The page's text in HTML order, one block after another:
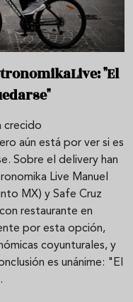
"El
crecido
aún está por ver si es
Sobre el delivery han
Live Manuel
MX) y Safe Cruz
restaurante en
por esta opción,
coyunturales, y
es unánime: "El